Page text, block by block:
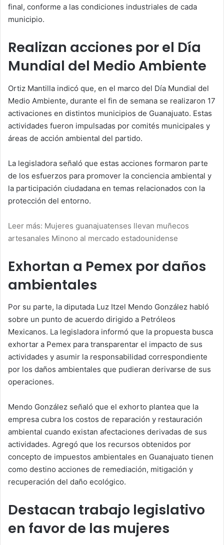
final, conforme a las condiciones industriales de cada
municipio.
Realizan acciones por el Día
Mundial del Medio Ambiente
Ortiz Mantilla indicó que, en el marco del Día Mundial del
Medio Ambiente, durante el fin de semana se realizaron 17
activaciones en distintos municipios de Guanajuato. Estas
actividades fueron impulsadas por comités municipales y
áreas de acción ambiental del partido.
La legisladora señaló que estas acciones formaron parte
de los esfuerzos para promover la conciencia ambiental y
la participación ciudadana en temas relacionados con la
protección del entorno.
Leer más: Mujeres guanajuatenses llevan muñecos
artesanales Minono al mercado estadounidense
Exhortan a Pemex por daños
ambientales
Por su parte, la diputada Luz Itzel Mendo González habló
sobre un punto de acuerdo dirigido a Petróleos
Mexicanos. La legisladora informó que la propuesta busca
exhortar a Pemex para transparentar el impacto de sus
actividades y asumir la responsabilidad correspondiente
por los daños ambientales que pudieran derivarse de sus
operaciones.
Mendo González señaló que el exhorto plantea que la
empresa cubra los costos de reparación y restauración
ambiental cuando existan afectaciones derivadas de sus
actividades. Agregó que los recursos obtenidos por
concepto de impuestos ambientales en Guanajuato tienen
como destino acciones de remediación, mitigación y
recuperación del daño ecológico.
Destacan trabajo legislativo
en favor de las mujeres